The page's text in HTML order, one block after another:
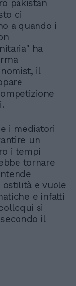
pakistan
di
a quando i
ha
il
i mediatori
un
i tempi
tornare
e vuole
e infatti
si
il